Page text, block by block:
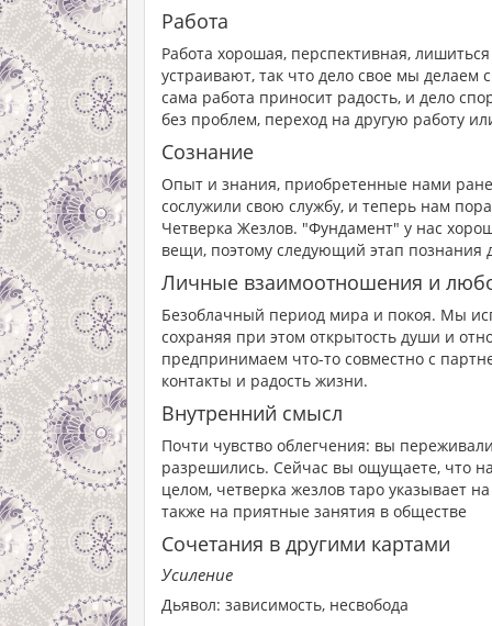
Работа
Работа хорошая, перспективная,
устраивают, так что дело свое мы делаем
сама работа приносит радость, и дело
без проблем, переход на другую работу
Сознание
Опыт и знания, приобретенные нами
сослужили свою службу, и теперь нам
Четверка Жезлов. "Фундамент" у нас
вещи, поэтому следующий этап познания
Личные взаимоотношения и
Безоблачный период мира и покоя. Мы
сохраняя при этом открытость души и
предпринимаем что-то совместно с
контакты и радость жизни.
Внутренний смысл
Почти чувство облегчения: вы
разрешились. Сейчас вы ощущаете, что
целом, четверка жезлов таро указывает
также на приятные занятия в обществе
Сочетания в другими картами
Усиление
Дьявол: зависимость, несвобода